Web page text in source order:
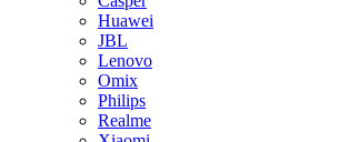
Huawei
JBL
Lenovo
Omix
Philips
Realme